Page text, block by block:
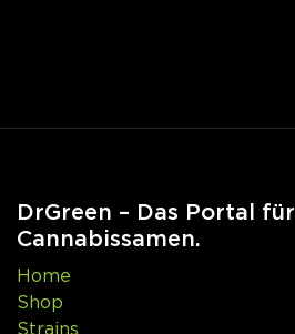
DrGreen – Das Portal für
Cannabissamen.
Home
Shop
Strains